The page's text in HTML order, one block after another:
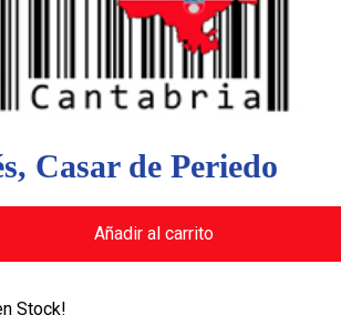
Casar de Periedo
Añadir al carrito
Stock!